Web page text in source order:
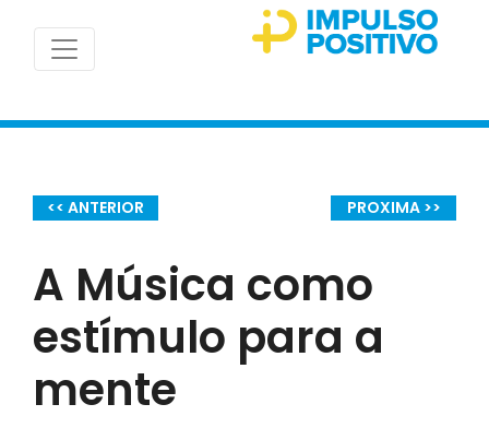
<< ANTERIOR PROXIMA >>
A Música como
estímulo para a
mente